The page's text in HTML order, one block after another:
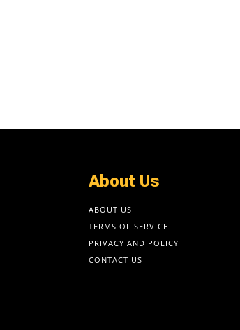
About Us
ABOUT US
TERMS OF SERVICE
PRIVACY AND POLICY
CONTACT US